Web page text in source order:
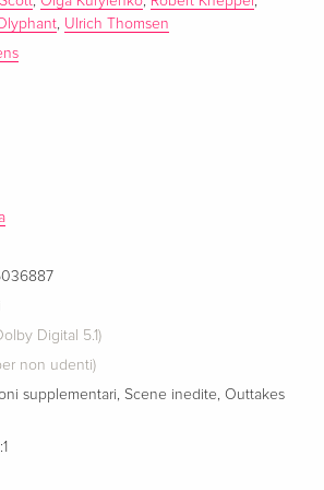
, Ulrich Thomsen
Digital 5.1)
non udenti)
supplementari,Scene inedite,Outtakes